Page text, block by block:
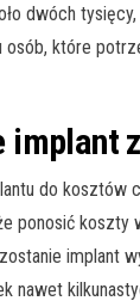
dwóch
osób, które
implant
do kosztów
ponosić
implant
nawet